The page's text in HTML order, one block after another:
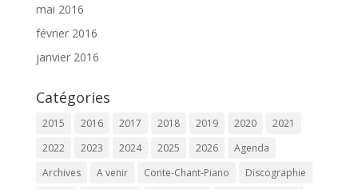
mai 2016
février 2016
janvier 2016
Catégories
2015 2016 2017 2018 2019 2020
2021
2022
2023 2024 2025 2026
Agenda
Archives
A venir Conte-Chant-Piano
Discographie